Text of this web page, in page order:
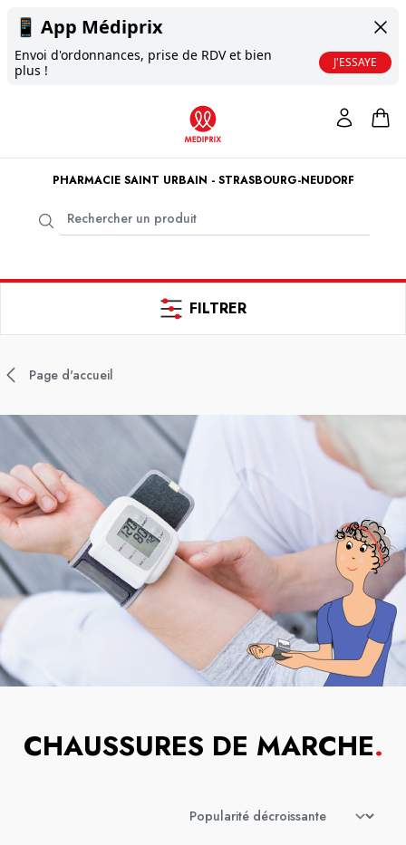
📱 App Médiprix
Envoi d'ordonnances, prise de RDV et bien
plus !
J'ESSAYE
PHARMACIE SAINT URBAIN - STRASBOURG-NEUDORF
FILTRER
Page d'accueil
CHAUSSURES DE MARCHE.